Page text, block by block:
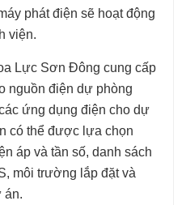
phát điện sẽ hoạt động
viện.
Lực Sơn Đông cung cấp
nguồn điện dự phòng
ứng dụng điện cho dự
có thể được lựa chọn
áp và tần số, danh sách
môi trường lắp đặt và
án.